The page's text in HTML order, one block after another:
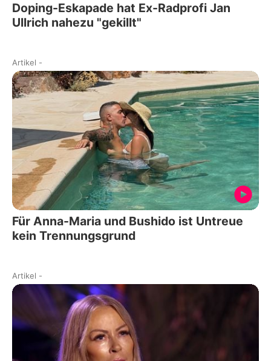
Doping-Eskapade hat Ex-Radprofi Jan
Ullrich nahezu "gekillt"
Artikel -
Für Anna-Maria und Bushido ist Untreue
kein Trennungsgrund
Artikel -